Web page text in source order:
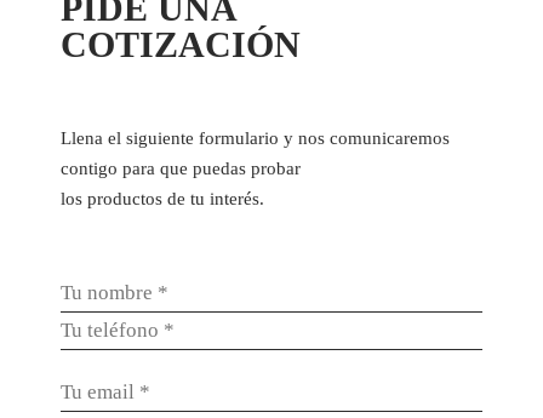
PIDE UNA
COTIZACIÓN
Llena el siguiente formulario y nos comunicaremos
contigo para que puedas probar
los productos de tu interés.